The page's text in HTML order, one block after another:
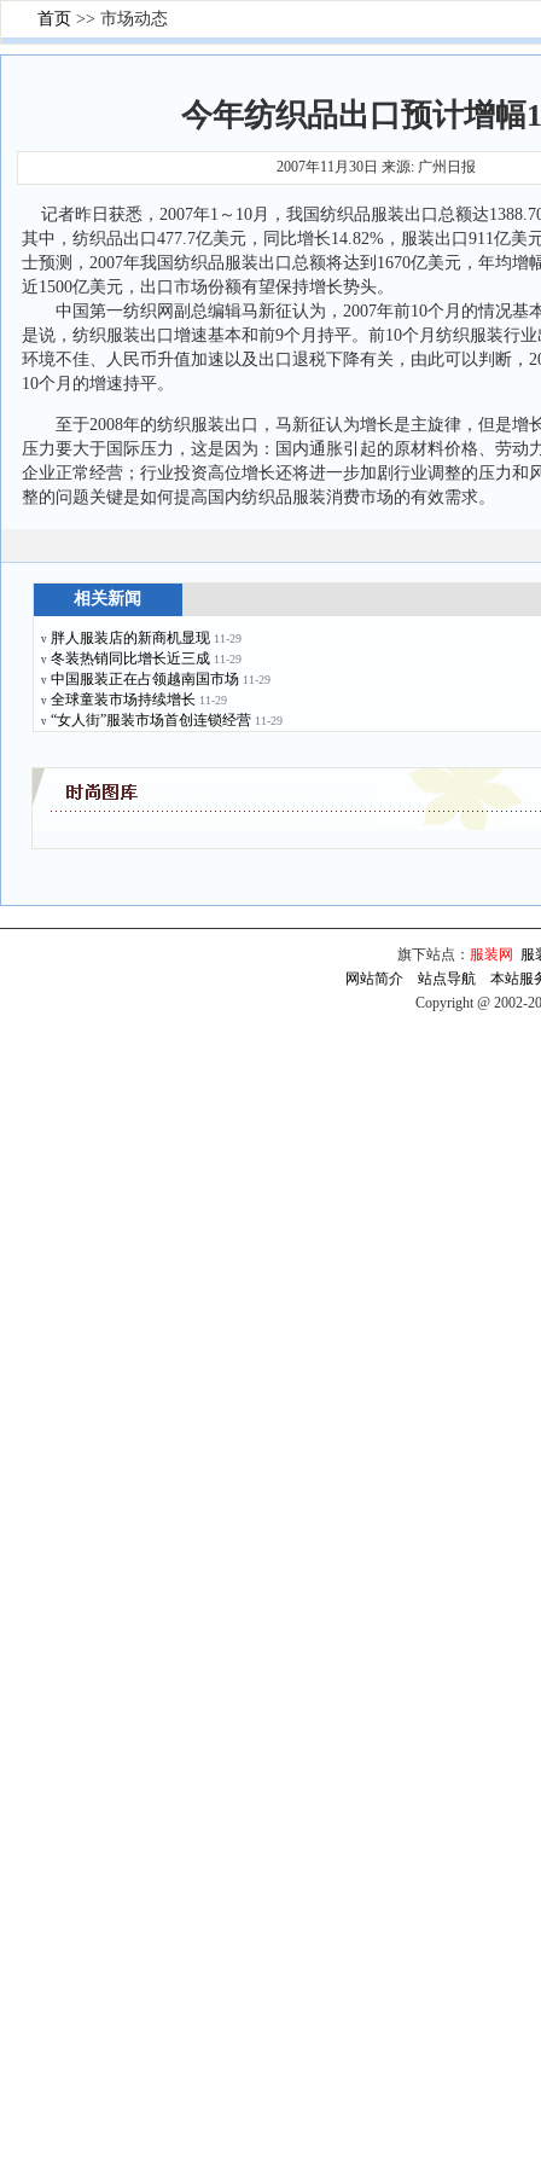
首页 >> 市场动态
今年纺织品出口预计增幅
2007年11月30日 来源: 广州日报
记者昨日获悉，2007年1～10月，我国纺织品服装出口总额达
其中，纺织品出口477.7亿美元，同比增长14.82%，服装出口911亿美
士预测，2007年我国纺织品服装出口总额将达到1670亿美元，年均增
近1500亿美元，出口市场份额有望保持增长势头。
中国第一纺织网副总编辑马新征认为，2007年前10个月的情况基
是说，纺织服装出口增速基本和前9个月持平。前10个月纺织服装行
环境不佳、人民币升值加速以及出口退税下降有关，由此可以判断，
10个月的增速持平。
至于2008年的纺织服装出口，马新征认为增长是主旋律，但是增
压力要大于国际压力，这是因为：国内通胀引起的原材料价格、劳动
企业正常经营；行业投资高位增长还将进一步加剧行业调整的压力和
整的问题关键是如何提高国内纺织品服装消费市场的有效需求。
相关新闻
v 胖人服装店的新商机显现 11-29
v 冬装热销同比增长近三成 11-29
v 中国服装正在占领越南国市场 11-29
v 全球童装市场持续增长 11-29
v “女人街”服装市场首创连锁经营 11-29
旗下站点： 服装网
服
网站简介
站点导航
本站服
Copyright @ 2002-